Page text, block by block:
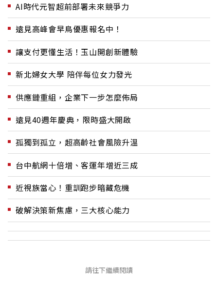
AI時代元智超前部署未來競爭力
遠見高峰會早鳥優惠報名中！
讓支付更懂生活！玉山開創新體驗
新北婦女大學 陪伴每位女力發光
供應鏈重組，企業下一步怎麼佈局
遠見40週年慶典，限時盛大開啟
孤獨到孤立，超高齡社會風險升溫
台中航網十倍增、客運年增近三成
近視族當心！重訓跑步暗藏危機
破解決策新焦慮，三大核心能力
請往下繼續閱讀